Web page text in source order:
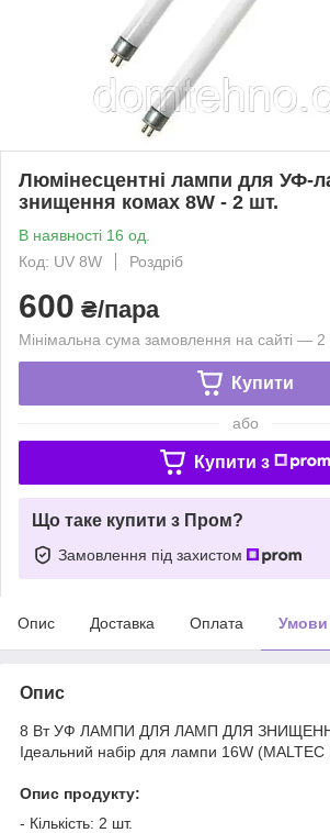
Люмінесцентні лампи для УФ-
знищення комах 8W - 2 шт.
В наявності 16 од.
Код: UV 8W
Роздріб
600 ₴/пара
Мінімальна сума замовлення на сайті —
Купити
або
Купити з
Що таке купити з Пром?
Замовлення під захистом
Опис Доставка Оплата Умови
Опис
8 Вт УФ ЛАМПИ ДЛЯ ЛАМП ДЛЯ
Ідеальний набір для лампи 16W
Опис продукту:
- Кількість: 2 шт.